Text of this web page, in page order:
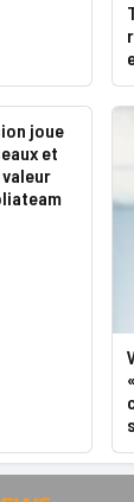
joue
et